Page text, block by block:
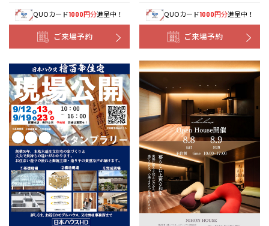
QUOカード1000円分進呈中！
ご来場予約
QUOカード1000円分進呈中！
ご来場予約